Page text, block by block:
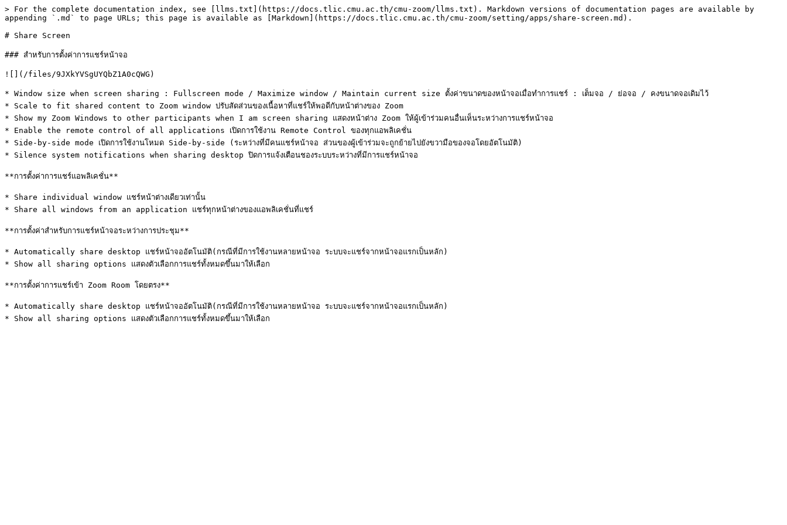
> For the complete documentation index, see [llms.txt](https://docs.tlic.cmu.ac.th/cmu-zoom/llms.txt). Markdown versions of documentation pages are available by
appending `.md` to page URLs; this page is available as [Markdown](https://docs.tlic.cmu.ac.th/cmu-zoom/setting/apps/share-screen.md).
# Share Screen
### สำหรับการตั้งค่าการแชร์หน้าจอ
![](/files/9JXkYVSgUYQbZ1A0cQWG)
* Window size when screen sharing : Fullscreen mode / Maximize window / Maintain current size ตั้งค่าขนาดของหน้าจอเมื่อทำการแชร์ : เต็มจอ / ย่อจอ / คงขนาดจอเดิมไว้
* Scale to fit shared content to Zoom window ปรับสัดส่วนของเนื้อหาที่แชร์ให้พอดีกับหน้าต่างของ Zoom
* Show my Zoom Windows to other participants when I am screen sharing แสดงหน้าต่าง Zoom ให้ผู้เข้าร่วมคนอื่นเห็นระหว่างการแชร์หน้าจอ
* Enable the remote control of all applications เปิดการใช้งาน Remote Control ของทุกแอพลิเคชั่น
* Side-by-side mode เปิดการใช้งานโหมด Side-by-side (ระหว่างที่มีคนแชร์หน้าจอ ส่วนของผู้เข้าร่วมจะถูกย้ายไปยังขวามือของจอโดยอัตโนมัติ)
* Silence system notifications when sharing desktop ปิดการแจ้งเตือนชองระบบระหว่างที่มีการแชร์หน้าจอ
**การตั้งค่าการแชร์แอพลิเคชั่น**
* Share individual window แชร์หน้าต่างเดียวเท่านั้น
* Share all windows from an application แชร์ทุกหน้าต่างของแอพลิเคชั่นที่แชร์
**การตั้งค่าสำหรับการแชร์หน้าจอระหว่างการประชุม**
* Automatically share desktop แชร์หน้าจออัตโนมัติ(กรณีที่มีการใช้งานหลายหน้าจอ ระบบจะแชร์จากหน้าจอแรกเป็นหลัก)
* Show all sharing options แสดงตัวเลือกการแชร์ทั้งหมดขึ้นมาให้เลือก
**การตั้งค่าการแชร์เข้า Zoom Room โดยตรง**
* Automatically share desktop แชร์หน้าจออัตโนมัติ(กรณีที่มีการใช้งานหลายหน้าจอ ระบบจะแชร์จากหน้าจอแรกเป็นหลัก)